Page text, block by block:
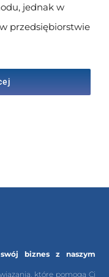
jednak w
przedsiębiorstwie
biznes z naszym
które pomogą Ci